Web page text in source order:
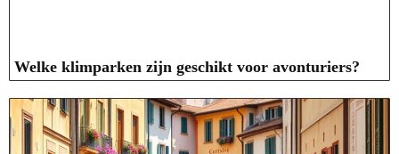
Welke klimparken zijn geschikt voor avonturiers?